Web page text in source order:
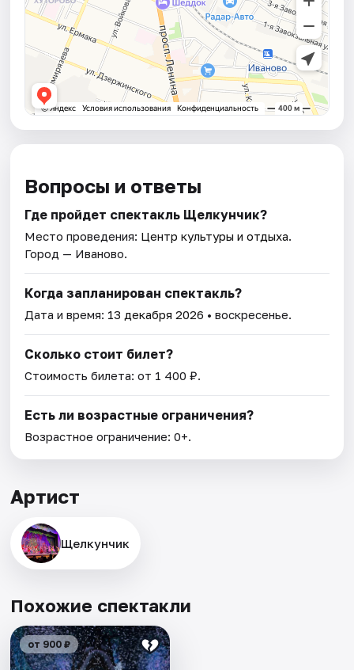
Вопросы и ответы
Где пройдет спектакль Щелкунчик?
Место проведения: Центр культуры и отдыха.
Город — Иваново.
Когда запланирован спектакль?
Дата и время: 13 декабря 2026 • воскресенье.
Сколько стоит билет?
Стоимость билета: от 1 400 ₽.
Есть ли возрастные ограничения?
Возрастное ограничение: 0+.
Артист
Щелкунчик
Похожие спектакли
от 900 ₽